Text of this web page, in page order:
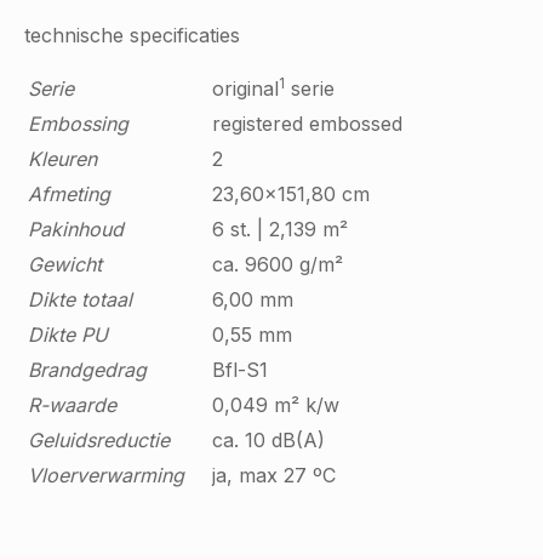
technische specificaties
Serie original1 serie
Embossing
registered embossed
Kleuren
2
Afmeting
23,60x151,80 cm
Pakinhoud
6 st. | 2,139 m²
Gewicht
ca. 9600 g/m²
Dikte totaal
6,00 mm
Dikte PU
0,55 mm
Brandgedrag
Bfl-S1
R-waarde
0,049 m² k/w
Geluidsreductie
ca. 10 dB(A)
Vloerverwarming
ja, max 27 ºC